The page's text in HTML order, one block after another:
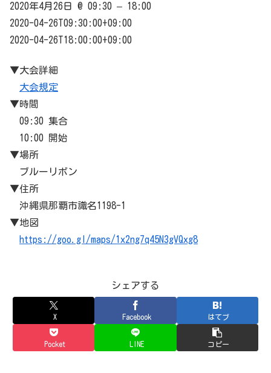
2020年4月26日 @ 09:30 – 18:00
2020-04-26T09:30:00+09:00
2020-04-26T18:00:00+09:00
▼大会詳細
大会規定
▼時間
09:30 集合
10:00 開始
▼場所
ブルーリボン
▼住所
沖縄県那覇市識名1198-1
▼地図
https://goo.gl/maps/1x2ng7q45N3gVQxg8
シェアする
X Facebook はてブ
Pocket LINE コピー